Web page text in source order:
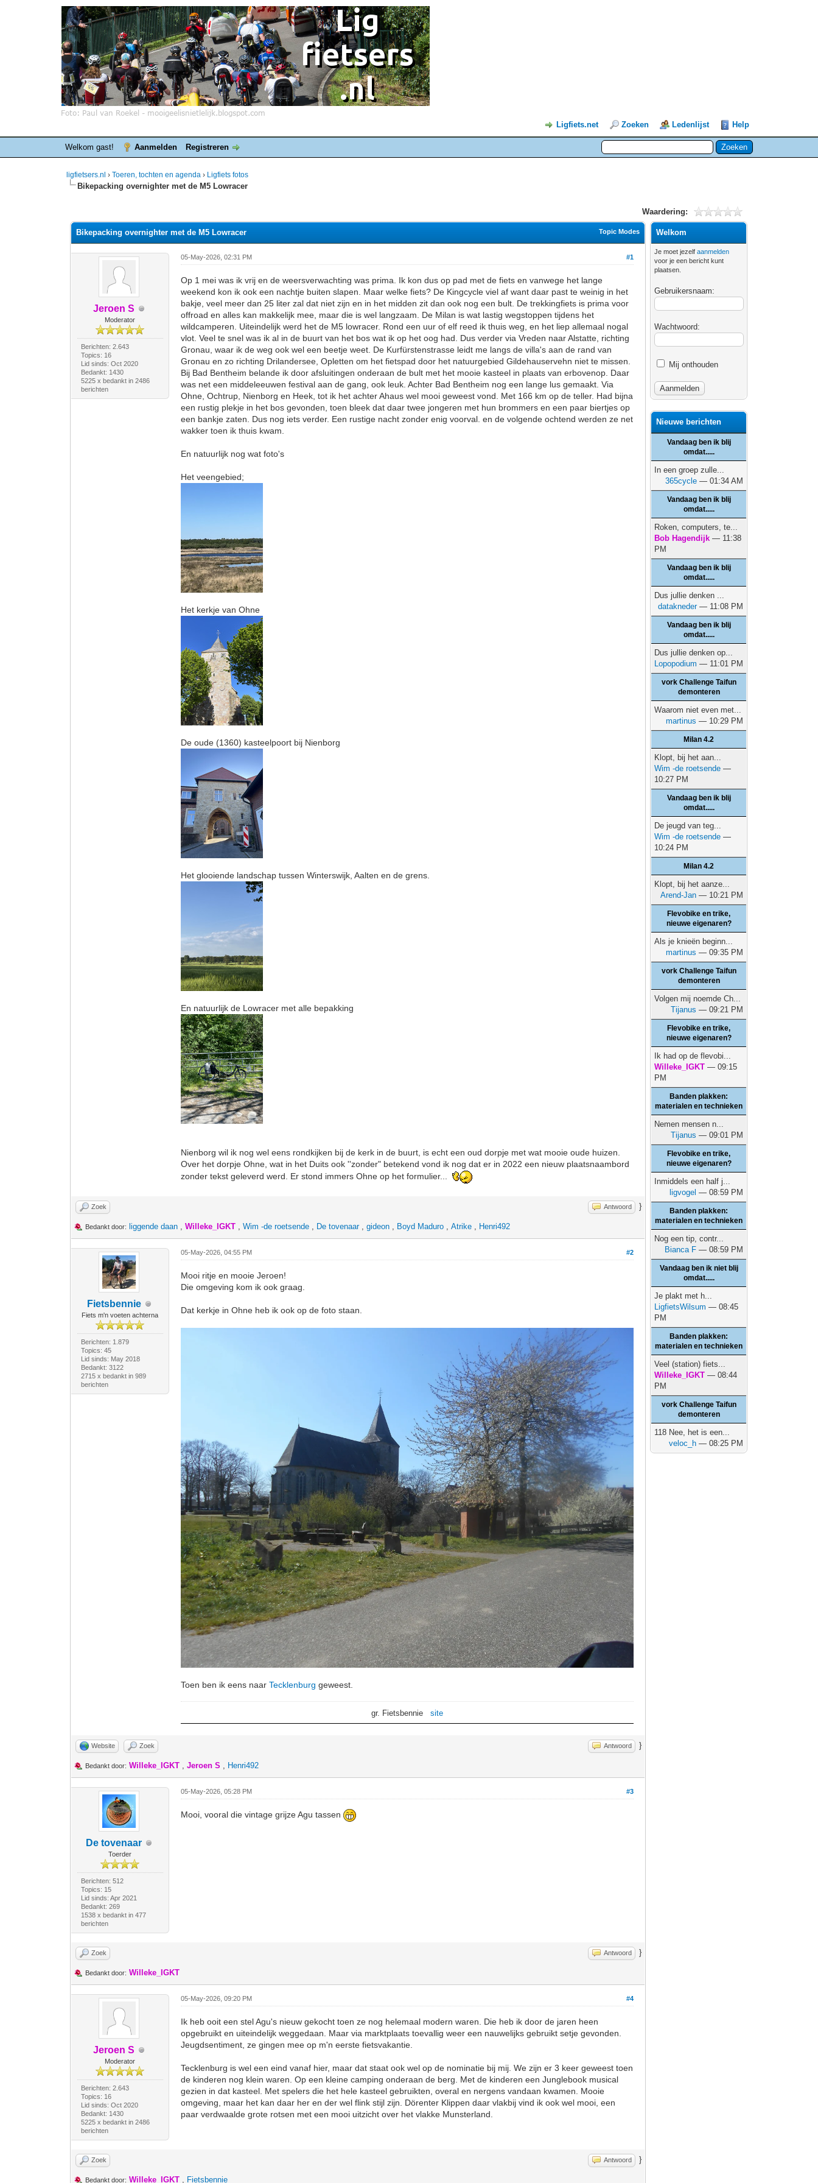
Ligfiets.net Zoeken Ledenlijst Help
Welkom gast! Aanmelden Registreren
ligfietsers.nl ›Toeren, tochten en agenda › Ligfiets fotos
Bikepacking overnighter met de M5 Lowracer
Waardering:
Topic Modes
Bikepacking overnighter met de M5 Lowracer
Jeroen S
Moderator
Berichten: 2.643
Topics: 16
Lid sinds: Oct 2020
Bedankt: 1430
5225 x bedankt in 2486
berichten
#1
05-May-2026, 02:31 PM
Op 1 mei was ik vrij en de weersverwachting was prima. Ik kon dus op pad met de fiets en vanwege het lange
weekend kon ik ook een nachtje buiten slapen. Maar welke fiets? De Kingcycle viel af want daar past te weinig in het
bakje, veel meer dan 25 liter zal dat niet zijn en in het midden zit dan ook nog een bult. De trekkingfiets is prima voor
offroad en alles kan makkelijk mee, maar die is wel langzaam. De Milan is wat lastig wegstoppen tijdens het
wildcamperen. Uiteindelijk werd het de M5 lowracer. Rond een uur of elf reed ik thuis weg, en het liep allemaal nogal
vlot. Veel te snel was ik al in de buurt van het bos wat ik op het oog had. Dus verder via Vreden naar Alstatte, richting
Gronau, waar ik de weg ook wel een beetje weet. De Kurfürstenstrasse leidt me langs de villa's aan de rand van
Gronau en zo richting Drilandersee, Opletten om het fietspad door het natuurgebied Gildehauservehn niet te missen.
Bij Bad Bentheim belande ik door afsluitingen onderaan de bult met het mooie kasteel in plaats van erbovenop. Daar
was net een middeleeuwen festival aan de gang, ook leuk. Achter Bad Bentheim nog een lange lus gemaakt. Via
Ohne, Ochtrup, Nienborg en Heek, tot ik het achter Ahaus wel mooi geweest vond. Met 166 km op de teller. Had bijna
een rustig plekje in het bos gevonden, toen bleek dat daar twee jongeren met hun brommers en een paar biertjes op
een bankje zaten. Dus nog iets verder. Een rustige nacht zonder enig voorval. en de volgende ochtend werden ze net
wakker toen ik thuis kwam.
En natuurlijk nog wat foto's
Het veengebied;
Het kerkje van Ohne
De oude (1360) kasteelpoort bij Nienborg
Het glooiende landschap tussen Winterswijk, Aalten en de grens.
En natuurlijk de Lowracer met alle bepakking
Nienborg wil ik nog wel eens rondkijken bij de kerk in de buurt, is echt een oud dorpje met wat mooie oude huizen.
Over het dorpje Ohne, wat in het Duits ook ''zonder" betekend vond ik nog dat er in 2022 een nieuw plaatsnaambord
zonder tekst geleverd werd. Er stond immers Ohne op het formulier...
Zoek Antwoord }
Bedankt door: liggende daan ,Willeke_IGKT ,Wim -de roetsende , De tovenaar,gideon , Boyd Maduro ,Atrike , Henri492
Fietsbennie
Fiets m'n voeten achterna
Berichten: 1.879
Topics: 45
Lid sinds: May 2018
Bedankt: 3122
2715 x bedankt in 989
berichten
#2
05-May-2026, 04:55 PM
Mooi ritje en mooie Jeroen!
Die omgeving kom ik ook graag.
Dat kerkje in Ohne heb ik ook op de foto staan.
Toen ben ik eens naarTecklenburg geweest.
gr. Fietsbenniesite
Website Zoek Antwoord }
Bedankt door: Willeke_IGKT ,Jeroen S , Henri492
De tovenaar
Toerder
Berichten: 512
Topics: 15
Lid sinds: Apr 2021
Bedankt: 269
1538 x bedankt in 477
berichten
#3
05-May-2026, 05:28 PM
Mooi, vooral die vintage grijze Agu tassen
Zoek Antwoord }
Bedankt door: Willeke_IGKT
Jeroen S
Moderator
Berichten: 2.643
Topics: 16
Lid sinds: Oct 2020
Bedankt: 1430
5225 x bedankt in 2486
berichten
#4
05-May-2026, 09:20 PM
Ik heb ooit een stel Agu's nieuw gekocht toen ze nog helemaal modern waren. Die heb ik door de jaren heen
opgebruikt en uiteindelijk weggedaan. Maar via marktplaats toevallig weer een nauwelijks gebruikt setje gevonden.
Jeugdsentiment, ze gingen mee op m'n eerste fietsvakantie.
Tecklenburg is wel een eind vanaf hier, maar dat staat ook wel op de nominatie bij mij. We zijn er 3 keer geweest toen
de kinderen nog klein waren. Op een kleine camping onderaan de berg. Met de kinderen een Junglebook musical
gezien in dat kasteel. Met spelers die het hele kasteel gebruikten, overal en nergens vandaan kwamen. Mooie
omgeving, maar het kan daar her en der wel flink stijl zijn. Dörenter Klippen daar vlakbij vind ik ook wel mooi, een
paar verdwaalde grote rotsen met een mooi uitzicht over het vlakke Munsterland.
Zoek Antwoord }
Bedankt door: Willeke_IGKT , Fietsbennie
Welkom
Je moet jezelfaanmelden
voor je een bericht kunt
plaatsen.
Gebruikersnaam:
Wachtwoord:
Mij onthouden
Nieuwe berichten
Vandaag ben ik blij
omdat.....
In een groep zulle...
365cycle — 01:34 AM
Vandaag ben ik blij
omdat.....
Roken, computers, te...
Bob Hagendijk — 11:38
PM
Vandaag ben ik blij
omdat.....
Dus jullie denken ...
datakneder— 11:08 PM
Vandaag ben ik blij
omdat.....
Dus jullie denken op...
Lopopodium — 11:01 PM
vork Challenge Taifun
demonteren
Waarom niet even met...
martinus — 10:29 PM
Milan 4.2
Klopt, bij het aan...
Wim -de roetsende —
10:27 PM
Vandaag ben ik blij
omdat.....
De jeugd van teg...
Wim -de roetsende —
10:24 PM
Milan 4.2
Klopt, bij het aanze...
Arend-Jan — 10:21 PM
Flevobike en trike,
nieuwe eigenaren?
Als je knieën beginn...
martinus — 09:35 PM
vork Challenge Taifun
demonteren
Volgen mij noemde Ch...
Tijanus — 09:21 PM
Flevobike en trike,
nieuwe eigenaren?
Ik had op de flevobi...
Willeke_IGKT — 09:15
PM
Banden plakken:
materialen en technieken
Nemen mensen n...
Tijanus — 09:01 PM
Flevobike en trike,
nieuwe eigenaren?
Inmiddels een half j...
ligvogel — 08:59 PM
Banden plakken:
materialen en technieken
Nog een tip, contr...
Bianca F — 08:59 PM
Vandaag ben ik niet blij
omdat.....
Je plakt met h...
LigfietsWilsum — 08:45
PM
Banden plakken:
materialen en technieken
Veel (station) fiets...
Willeke_IGKT — 08:44
PM
vork Challenge Taifun
demonteren
118 Nee, het is een...
veloc_h — 08:25 PM